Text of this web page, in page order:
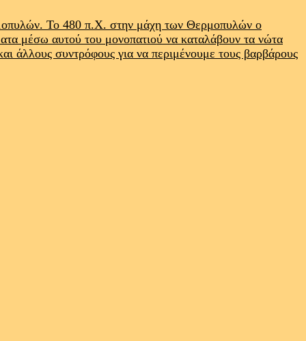
Το 480 π.Χ. στην μάχη των Θερμοπυλών ο
μέσω αυτού του μονοπατιού να καταλάβουν τα νώτα
άλλους συντρόφους για να περιμένουμε τους βαρβάρους